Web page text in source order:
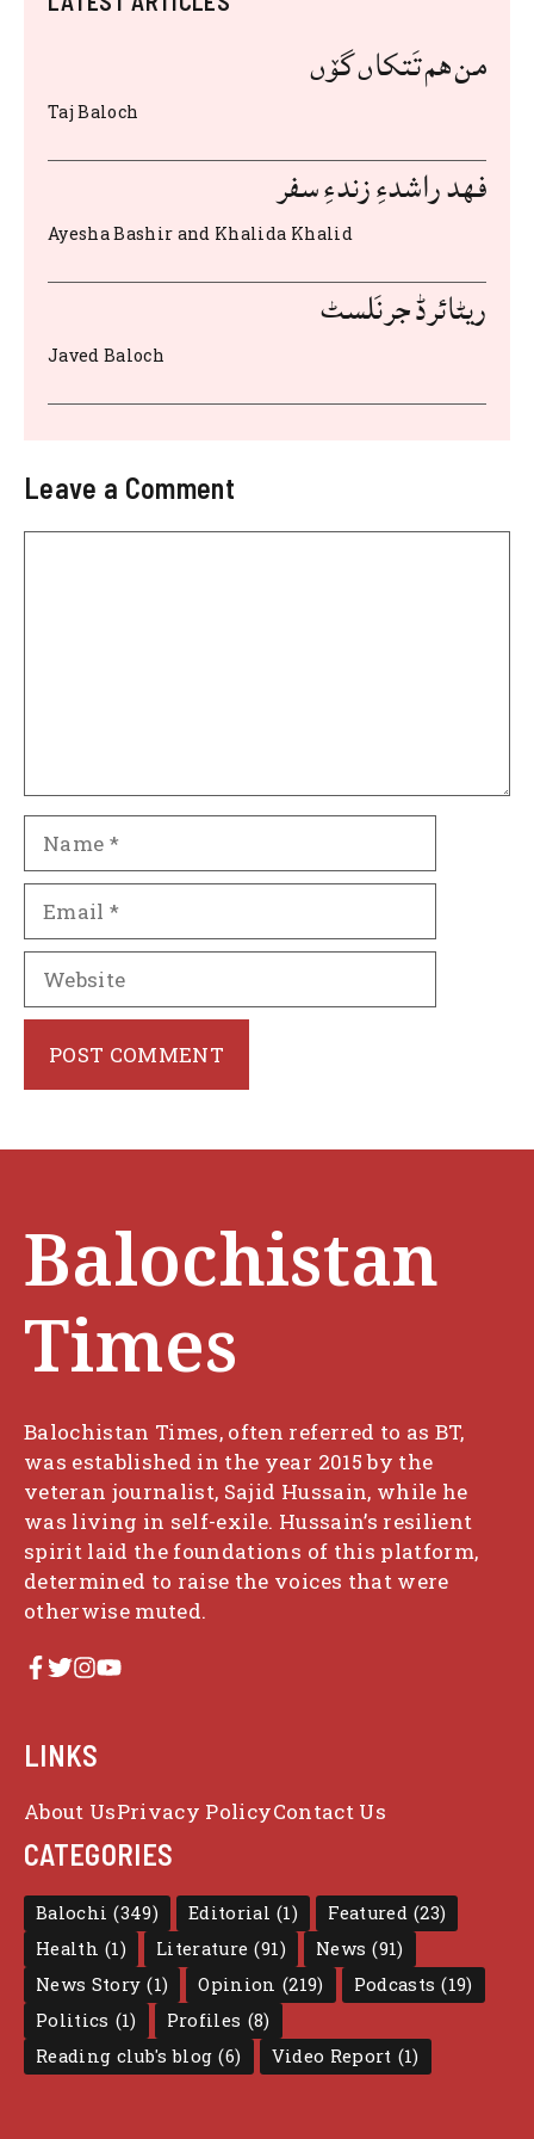
e
o
o
k
te s di
st
من هم تَتکاں گۆں
Taj Baloch
فهد راشدءِ زندءِ سفر
Ayesha Bashir and Khalida Khalid
ریٹائرڈ جرنَلسٹ
Javed Baloch
Leave a Comment
Balochistan
Times
Balochistan Times, often referred to as BT,
was established in the year 2015 by the
veteran journalist, Sajid Hussain, while he
was living in self-exile. Hussain’s resilient
spirit laid the foundations of this platform,
determined to raise the voices that were
otherwise muted.
LINKS
About UsPrivacy PolicyContact Us
CATEGORIES
Balochi (349) Editorial (1) Featured (23)
Health (1) Literature (91) News (91)
News Story (1) Opinion (219) Podcasts (19)
Politics (1) Profiles (8)
Reading club's blog (6) Video Report (1)